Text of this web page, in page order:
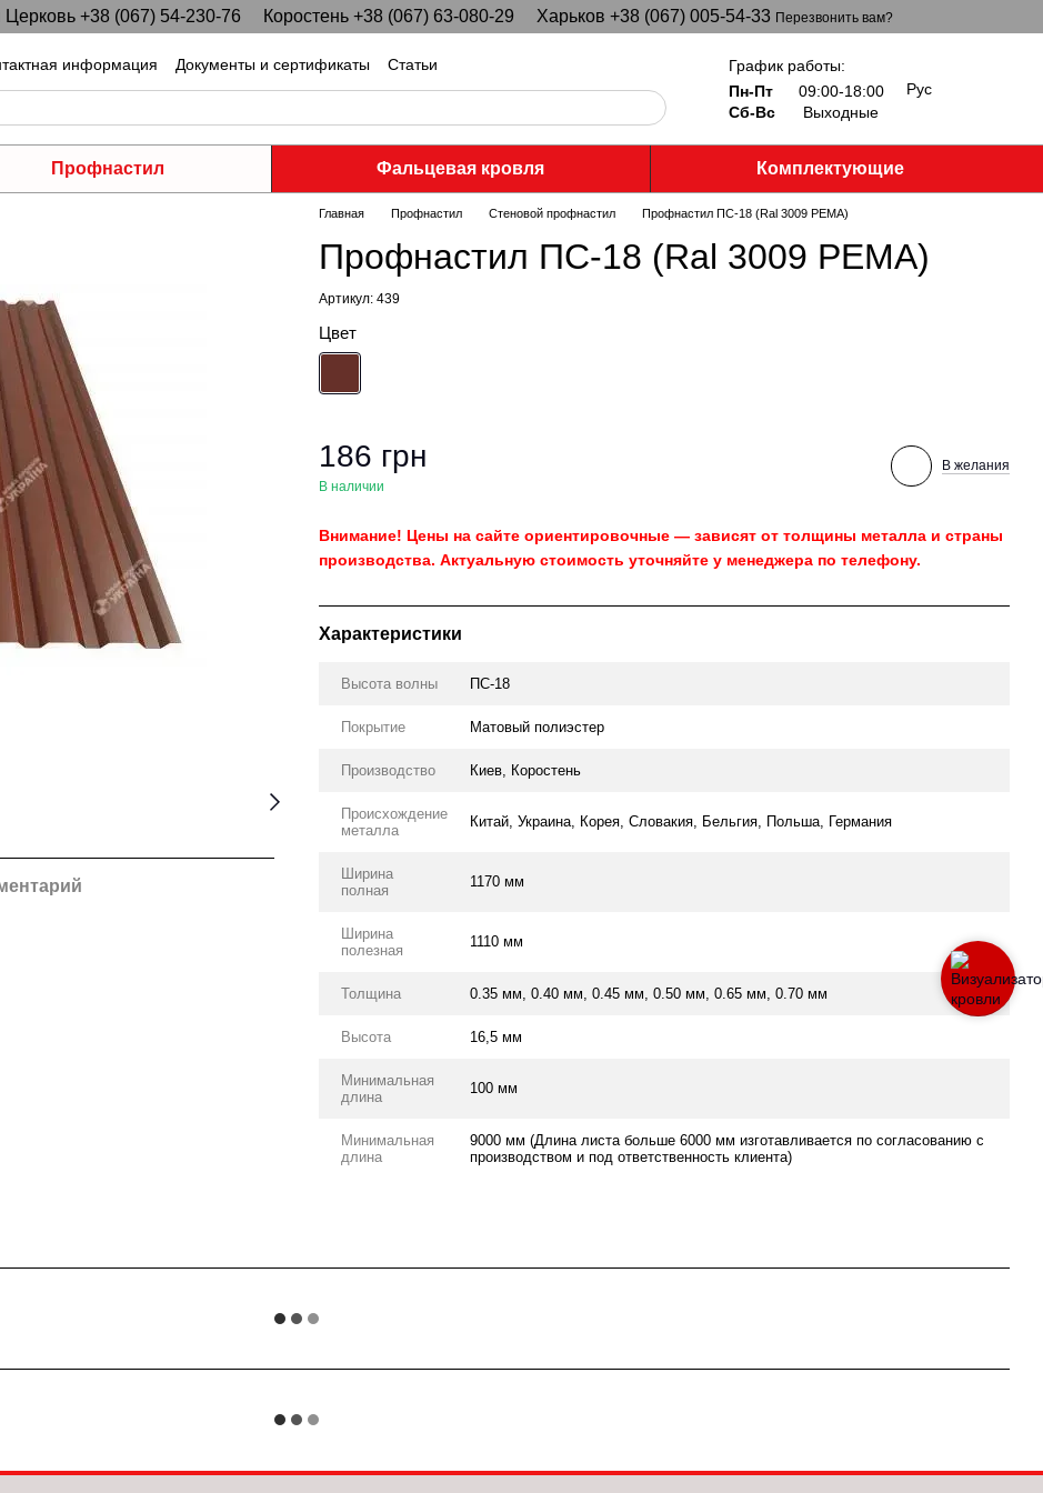
Церковь +38 (067) 54-230-76 Коростень +38 (067) 63-080-29 Харьков +38 (067) 005-54-33 Перезвонить вам?
информация Документы и сертификаты Статьи
График работы:
Пн-Пт
09:00-18:00
Сб-Вс
Выходные
Рус
Профнастил Фальцевая кровля Комплектующие
Главная Профнастил Стеновой профнастил Профнастил ПС-18 (Ral 3009 PEMA)
Профнастил ПС-18 (Ral 3009 PEMA)
Артикул: 439
Цвет
186 грн
В наличии
В желания
Внимание! Цены на сайте ориентировочные — зависят от толщины металла и страны
производства. Актуальную стоимость уточняйте у менеджера по телефону.
Характеристики
Высота волны ПС-18
Покрытие Матовый полиэстер
Производство Киев, Коростень
Происхождение
металла
Китай, Украина, Корея, Словакия, Бельгия, Польша, Германия
Ширина
полная
1170 мм
Ширина
полезная
1110 мм
Толщина 0.35 мм, 0.40 мм, 0.45 мм, 0.50 мм, 0.65 мм, 0.70 мм
Высота 16,5 мм
Минимальная
длина
100 мм
Минимальная
длина
9000 мм (Длина листа больше 6000 мм изготавливается по согласованию с
производством и под ответственность клиента)